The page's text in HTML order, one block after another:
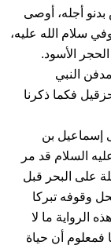
أجله، أوصى
سلام الله عليه،
الأسود.
النبي
فكما ذكرنا
إسماعيل بن
السلام قد مر
على البحر قبل
وقوفه تبركا
الرواية ما لا
فمعلوم أن حياة